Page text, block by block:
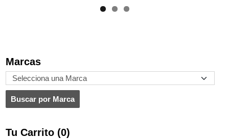
Marcas
Tu Carrito (0)